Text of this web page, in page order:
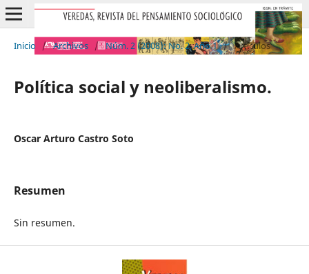
Inicio / Archivos / Núm. 2 (2008): No. 2, Año 1 / Artículos
Política social y neoliberalismo.
Oscar Arturo Castro Soto
Resumen
Sin resumen.